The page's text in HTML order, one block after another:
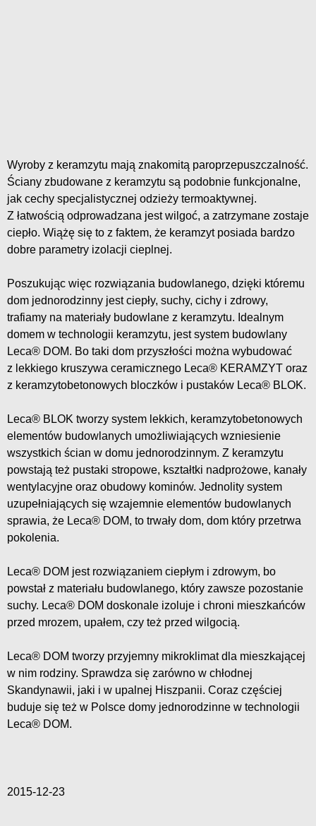
Wyroby z keramzytu mają znakomitą paroprzepuszczalność.
Ściany zbudowane z keramzytu są podobnie funkcjonalne,
jak cechy specjalistycznej odzieży termoaktywnej.
Z łatwością odprowadzana jest wilgoć, a zatrzymane zostaje
ciepło. Wiążę się to z faktem, że keramzyt posiada bardzo
dobre parametry izolacji cieplnej.
Poszukując więc rozwiązania budowlanego, dzięki któremu
dom jednorodzinny jest ciepły, suchy, cichy i zdrowy,
trafiamy na materiały budowlane z keramzytu. Idealnym
domem w technologii keramzytu, jest system budowlany
Leca® DOM. Bo taki dom przyszłości można wybudować
z lekkiego kruszywa ceramicznego Leca® KERAMZYT oraz
z keramzytobetonowych bloczków i pustaków Leca® BLOK.
Leca® BLOK tworzy system lekkich, keramzytobetonowych
elementów budowlanych umożliwiających wzniesienie
wszystkich ścian w domu jednorodzinnym. Z keramzytu
powstają też pustaki stropowe, kształtki nadprożowe, kanały
wentylacyjne oraz obudowy kominów. Jednolity system
uzupełniających się wzajemnie elementów budowlanych
sprawia, że Leca® DOM, to trwały dom, dom który przetrwa
pokolenia.
Leca® DOM jest rozwiązaniem ciepłym i zdrowym, bo
powstał z materiału budowlanego, który zawsze pozostanie
suchy. Leca® DOM doskonale izoluje i chroni mieszkańców
przed mrozem, upałem, czy też przed wilgocią.
Leca® DOM tworzy przyjemny mikroklimat dla mieszkającej
w nim rodziny. Sprawdza się zarówno w chłodnej
Skandynawii, jaki i w upalnej Hiszpanii. Coraz częściej
buduje się też w Polsce domy jednorodzinne w technologii
Leca® DOM.
2015-12-23